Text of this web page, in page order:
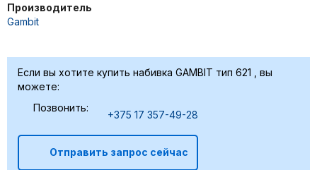
Производитель
Gambit
Если вы хотите купить набивка GAMBIT тип 621 , вы
можете:
Позвонить:
+375 17 357-49-28
Отправить запрос сейчас